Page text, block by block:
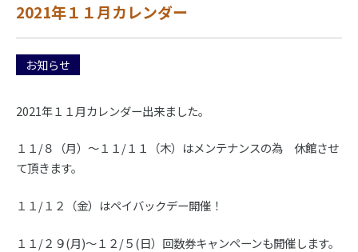
2021年１１月カレンダー
お知らせ
2021年１１月カレンダー出来ました。
１１/８（月）～１１/１１（木）はメンテナンスの為 休館させ
て頂きます。
１１/１２（金）はペイバックデー開催！
１１/２９(月)～１２/５(日）回数券キャンペーンも開催します。